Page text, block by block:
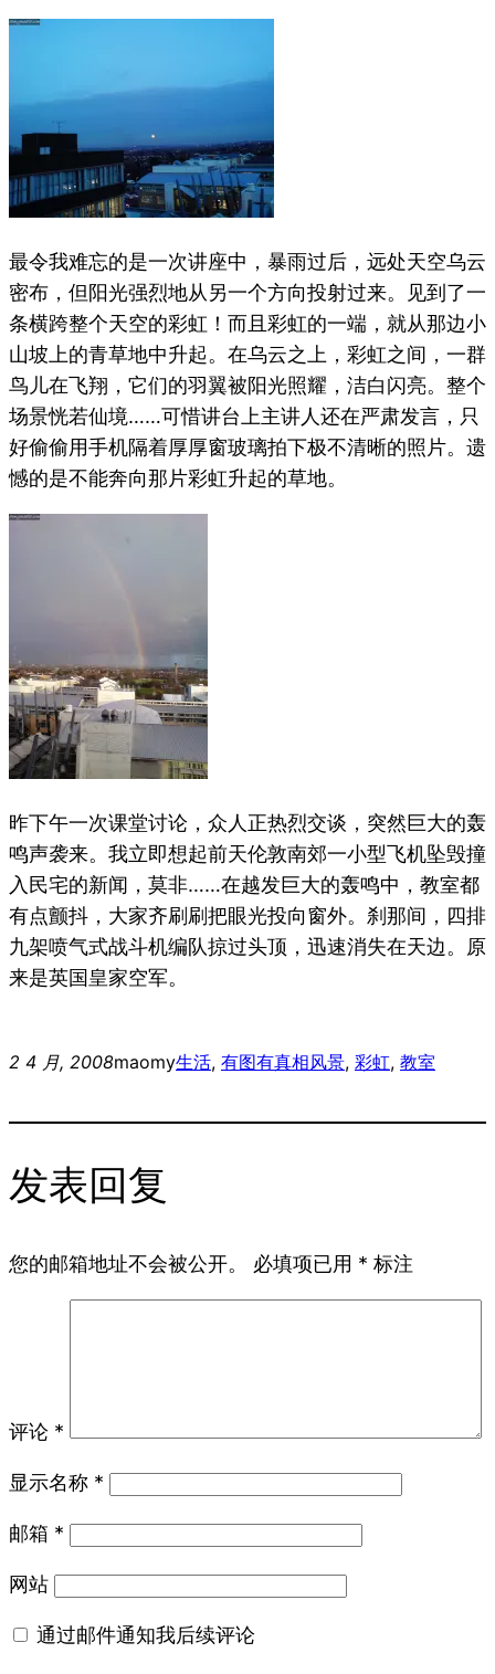
最令我难忘的是一次讲座中，暴雨过后，远处天空乌云
密布，但阳光强烈地从另一个方向投射过来。见到了一
条横跨整个天空的彩虹！而且彩虹的一端，就从那边小
山坡上的青草地中升起。在乌云之上，彩虹之间，一群
鸟儿在飞翔，它们的羽翼被阳光照耀，洁白闪亮。整个
场景恍若仙境……可惜讲台上主讲人还在严肃发言，只
好偷偷用手机隔着厚厚窗玻璃拍下极不清晰的照片。遗
憾的是不能奔向那片彩虹升起的草地。
昨下午一次课堂讨论，众人正热烈交谈，突然巨大的轰
鸣声袭来。我立即想起前天伦敦南郊一小型飞机坠毁撞
入民宅的新闻，莫非……在越发巨大的轰鸣中，教室都
有点颤抖，大家齐刷刷把眼光投向窗外。刹那间，四排
九架喷气式战斗机编队掠过头顶，迅速消失在天边。原
来是英国皇家空军。
2 4 月, 2008maomy生活, 有图有真相风景, 彩虹, 教室
发表回复
您的邮箱地址不会被公开。 必填项已用 * 标注
评论 *
显示名称 *
邮箱 *
网站
通过邮件通知我后续评论